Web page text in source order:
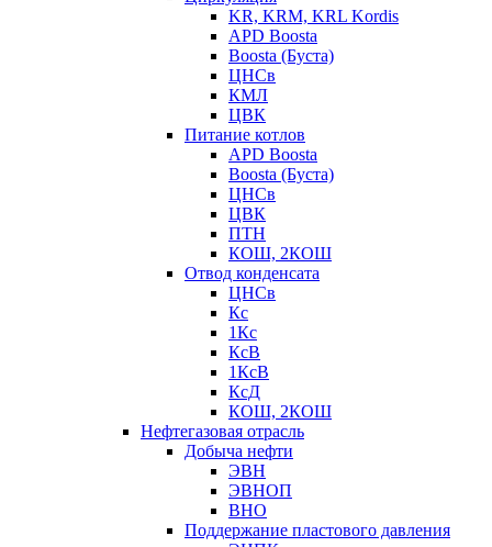
KR, KRM, KRL Kordis
APD Boosta
Boosta (Буста)
ЦНСв
КМЛ
ЦВК
Питание котлов
APD Boosta
Boosta (Буста)
ЦНСв
ЦВК
ПТН
КОШ, 2КОШ
Отвод конденсата
ЦНСв
Кс
1Кс
КсВ
1КсВ
КсД
КОШ, 2КОШ
Нефтегазовая отрасль
Добыча нефти
ЭВН
ЭВНОП
ВНО
Поддержание пластового давления